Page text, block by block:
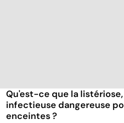
Qu'est-ce que la
infectieuse dangereuse
enceintes ?